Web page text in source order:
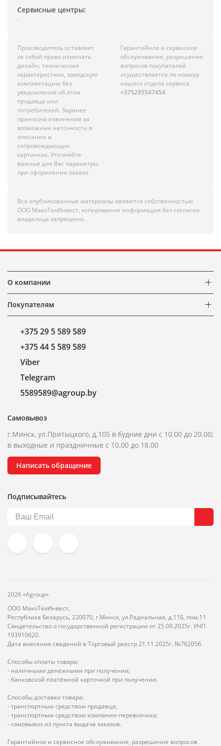
Сервисные центры:
-
Производитель оставляет
за собой право изменять
дизайн, технические
характеристики, заводскую
комплектацию без
уведомления об этом
продавца или
потребителей. Заранее
приносим извинения за
возможные неточности в
описании и
сопровождающих
картинках. Уточняйте
важные для Вас параметры
при оформлении заказа.
Гарантийное и сервисное
обслуживание, разрешение
вопросов покупателей
осуществляется по номеру
нашего отдела сервиса
+375295547454
Все опубликованные материалы являются собственностью
ООО МакоТехИнвест, копирование информации без согласия
владельца запрещено.
О компании
Покупателям
+375 29 5 589 589
+375 44 5 589 589
Viber
Telegram
5589589@agroup.by
Самовывоз
г.Минск, ул.Притыцкого, д.105 в будние дни с 10.00 до 20.00;
в выходные и праздничные с 10.00 до 18.00
Написать обращение
Подписывайтесь
2026 «Agroup»
ООО МакоТехИнвест,
Республика Беларусь, 220070, г.Минск, ул.Радиальная, д.11Б, пом.11
Свидетельство о государственной регистрации от 25.09.2025г. УНП
193910620.
Дата внесения сведений в Торговый реестр 21.11.2025г. №762056
Способы оплаты товара:
- наличными денежными при получении;
- банковской платёжной карточкой при получении.
Способы доставки товара:
- транспортным средством продавца;
- транспортным средством компании-перевозчика;
- самовывоз из пункта выдача заказов.
Гарантийное и сервисное обслуживание, разрешение вопросов